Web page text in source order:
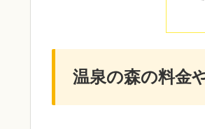
温泉の森の料金